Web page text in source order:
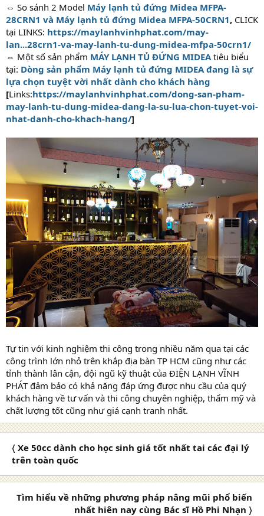
⇔ So sánh 2 Model Máy lạnh tủ đứng Midea MFPA-
28CRN1 và Máy lạnh tủ đứng Midea MFPA-50CRN1, CLICK
tại LINKS: https://maylanhvinhphat.com/may-
lan...28crn1-va-may-lanh-tu-dung-midea-mfpa-50crn1/
⇔ Một số sản phẩm MÁY LẠNH TỦ ĐỨNG MIDEA tiêu biểu
tại: Dòng sản phẩm Máy lạnh tủ đứng MIDEA đang là sự
lựa chọn tuyệt vời nhất dành cho khách hàng
[Links:https://maylanhvinhphat.com/dong-san-pham-
may-lanh-tu-dung-midea-dang-la-su-lua-chon-tuyet-voi-
nhat-danh-cho-khach-hang/]
Tự tin với kinh nghiệm thi công trong nhiều năm qua tại các
công trình lớn nhỏ trên khắp địa bàn TP HCM cũng như các
tỉnh thành lân cận, đội ngũ kỹ thuật của ĐIỆN LẠNH VĨNH
PHÁT đảm bảo có khả năng đáp ứng được nhu cầu của quý
khách hàng về tư vấn và thi công chuyên nghiệp, thẩm mỹ và
chất lượng tốt cũng như giá cạnh tranh nhất.
〈 Xe 50cc dành cho học sinh giá tốt nhất tai các đại lý
trên toàn quốc
Tìm hiểu về những phương pháp nâng mũi phổ biến
nhất hiên nay cùng Bác sĩ Hồ Phi Nhạn 〉